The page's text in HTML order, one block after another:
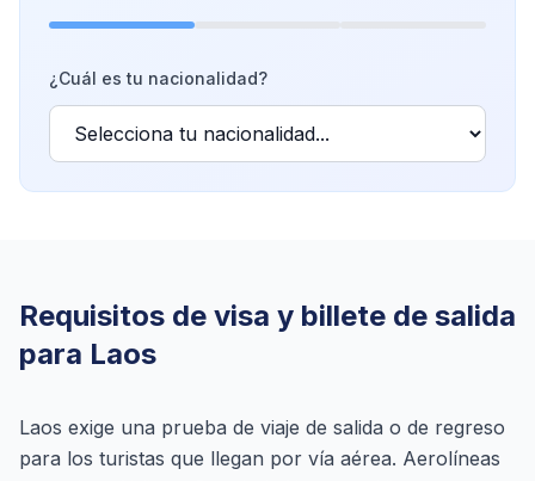
¿Cuál es tu nacionalidad?
Requisitos de visa y billete de salida
para Laos
Laos exige una prueba de viaje de salida o de regreso
para los turistas que llegan por vía aérea. Aerolíneas